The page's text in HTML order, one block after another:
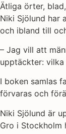
Ätliga örter,
Niki Sjölund har
och ibland till
– Jag vill att
upptäckter:
I boken samlas
förvaras och
Niki Sjölund är
Gro i